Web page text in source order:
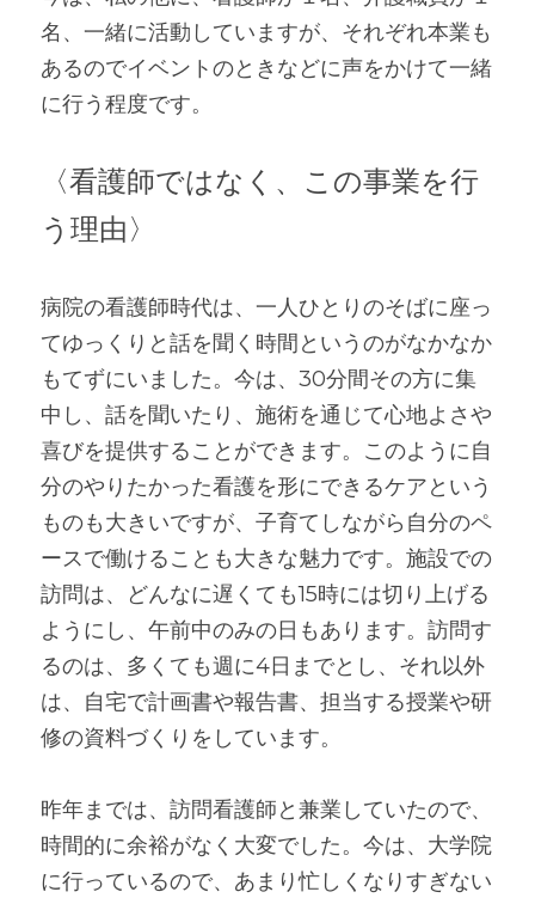
名、一緒に活動していますが、それぞれ本業も
あるのでイベントのときなどに声をかけて一緒
に行う程度です。
〈看護師ではなく、この事業を行
う理由〉
病院の看護師時代は、一人ひとりのそばに座っ
てゆっくりと話を聞く時間というのがなかなか
もてずにいました。今は、30分間その方に集
中し、話を聞いたり、施術を通じて心地よさや
喜びを提供することができます。このように自
分のやりたかった看護を形にできるケアという
ものも大きいですが、子育てしながら自分のペ
ースで働けることも大きな魅力です。施設での
訪問は、どんなに遅くても15時には切り上げる
ようにし、午前中のみの日もあります。訪問す
るのは、多くても週に4日までとし、それ以外
は、自宅で計画書や報告書、担当する授業や研
修の資料づくりをしています。
昨年までは、訪問看護師と兼業していたので、
時間的に余裕がなく大変でした。今は、大学院
に行っているので、あまり忙しくなりすぎない